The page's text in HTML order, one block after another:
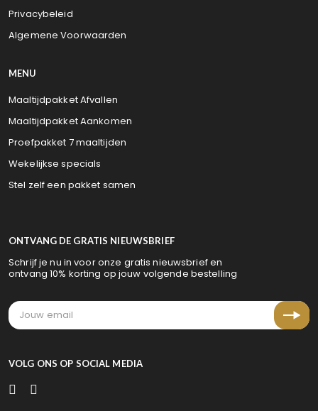
Privacybeleid
Algemene Voorwaarden
MENU
Maaltijdpakket Afvallen
Maaltijdpakket Aankomen
Proefpakket 7 maaltijden
Wekelijkse specials
Stel zelf een pakket samen
ONTVANG DE GRATIS NIEUWSBRIEF
Schrijf je nu in voor onze gratis nieuwsbrief en
ontvang 10% korting op jouw volgende bestelling
VOLG ONS OP SOCIAL MEDIA